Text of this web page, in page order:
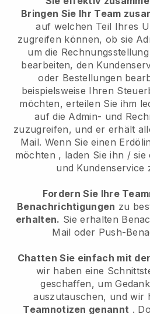
Bringen Sie Ihr Team
auf welchen Teil Ihres
zugreifen können, ob sie
um die
bearbeiten, den
oder Bestellungen
beispielsweise Ihren
möchten, erteilen Sie ihm
auf die Admin- und
zuzugreifen, und er erhält
Mail. Wenn Sie einen
möchten , laden Sie ihn /
und Kundenservice
Fordern Sie Ihre
Benachrichtigungen zu
erhalten. Sie erhalten
Mail oder Push-
Chatten Sie einfach mit
wir haben eine
geschaffen, um
auszutauschen, und wir
Teamnotizen genannt .